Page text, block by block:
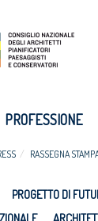
PROFESSIONE
RASSEGNA
PROGETTO DI